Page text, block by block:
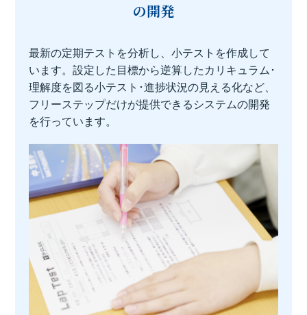
の開発
最新の定期テストを分析し、小テストを作成して
います。設定した目標から逆算したカリキュラム･
理解度を図る小テスト･進捗状況の見える化など、
フリーステップだけが提供できるシステムの開発
を行っています。